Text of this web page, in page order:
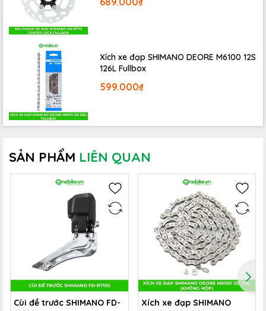
Xích xe đạp SHIMANO DEORE M6100 12S
126L Fullbox
599.000₫
SẢN PHẨM LIÊN QUAN
Cùi đề trước SHIMANO FD-
Xích xe đạp SHIMANO